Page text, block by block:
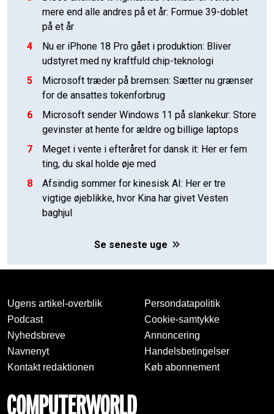
mere end alle andres på et år: Formue 39-doblet
på et år
4
Nu er iPhone 18 Pro gået i produktion: Bliver
udstyret med ny kraftfuld chip-teknologi
5
Microsoft træder på bremsen: Sætter nu grænser
for de ansattes tokenforbrug
6
Microsoft sender Windows 11 på slankekur: Store
gevinster at hente for ældre og billige laptops
7
Meget i vente i efteråret for dansk it: Her er fem
ting, du skal holde øje med
8
Afsindig sommer for kinesisk AI: Her er tre
vigtige øjeblikke, hvor Kina har givet Vesten
baghjul
Se seneste uge
Ugens artikel-overblik
Podcast
Nyhedsbreve
Navnenyt
Kontakt redaktionen
Persondatapolitik
Cookie-samtykke
Annoncering
Handelsbetingelser
Køb abonnement